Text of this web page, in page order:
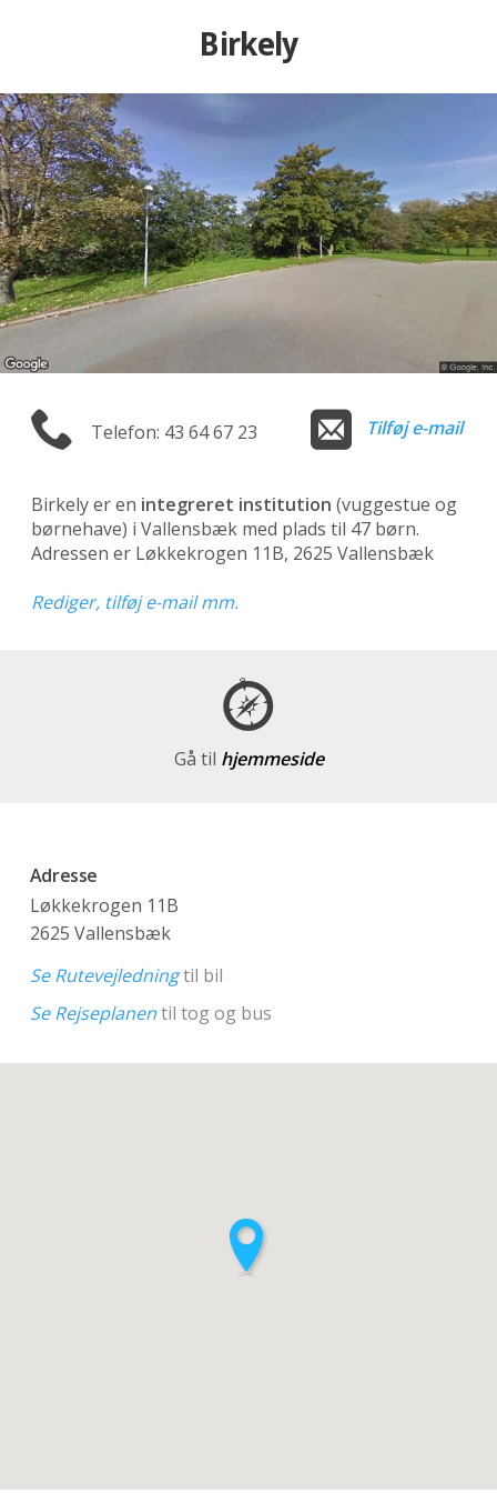
Birkely
Telefon: 43 64 67 23 Tilføj e-mail
Birkely er en integreret institution (vuggestue og
børnehave) i Vallensbæk med plads til 47 børn.
Adressen er Løkkekrogen 11B, 2625 Vallensbæk
Rediger, tilføj e-mail mm.
Gå til hjemmeside
Adresse
Løkkekrogen 11B
2625 Vallensbæk
Se Rutevejledningtil bil
Se Rejseplanentil tog og bus